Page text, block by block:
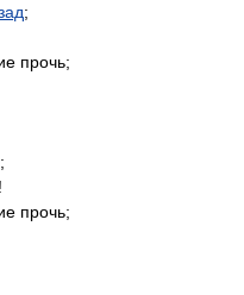
;
прочь;
прочь;